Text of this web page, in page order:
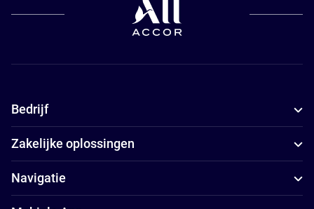
Bedrijf
Zakelijke oplossingen
Navigatie